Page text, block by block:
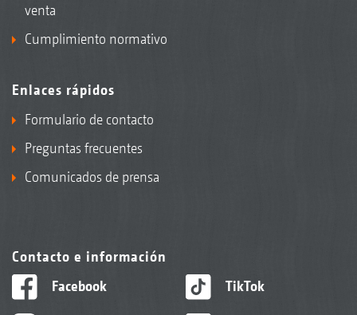
venta
Cumplimiento normativo
Enlaces rápidos
Formulario de contacto
Preguntas frecuentes
Comunicados de prensa
Contacto e información
Facebook
TikTok